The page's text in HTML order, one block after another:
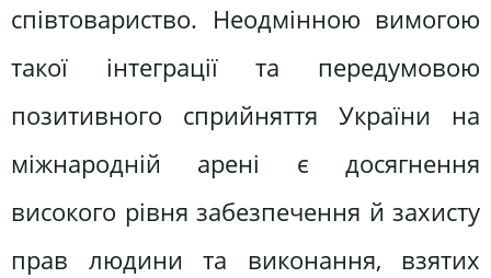
співтовариство. Неодмінною вимогою
такої інтеграції та передумовою
позитивного сприйняття України на
міжнародній арені є досягнення
високого рівня забезпечення й захисту
прав людини та виконання, взятих